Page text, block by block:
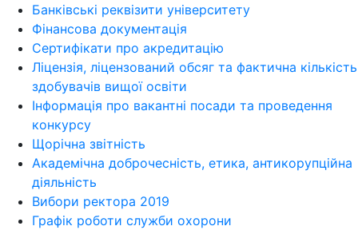
Банківські реквізити університету
Фінансова документація
Сертифікати про акредитацію
Ліцензія, ліцензований обсяг та фактична кількість
здобувачів вищої освіти
Інформація про вакантні посади та проведення
конкурсу
Щорічна звітність
Академічна доброчесність, етика, антикорупційна
діяльність
Вибори ректора 2019
Графік роботи служби охорони